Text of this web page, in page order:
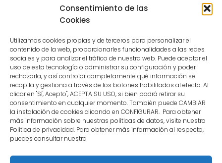
Consentimiento de las
Cookies
Utilizamos cookies propias y de terceros para personalizar el
contenido de la web, proporcionarles funcionalidades a las redes
sociales y para analizar el tráfico de nuestra web. Puede aceptar el
uso de esta tecnología o administrar su configuración y poder
rechazarla, y así controlar completamente qué información se
recopila y gestiona a través de los botones habilitados al efecto. Al
clicar en "Sí, Acepto", ACEPTA SU USO, si bien podrá retirar su
consentimiento en cualquier momento. También puede CAMBIAR
la instalación de cookies clicando en CONFIGURAR. Para obtener
más información sobre nuestras políticas de datos, visite nuestra
Política de privacidad. Para obtener más información al respecto,
puedes consultar nuestra
because the user is not a confirmed
CONTACTO
MENÚ PRINCIPAL
MI CUENTA